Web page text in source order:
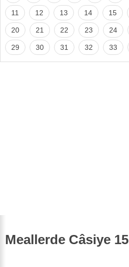
11 12 13 14 15
20 21 22 23 24
29 30 31 32 33
Meallerde Câsiye 15